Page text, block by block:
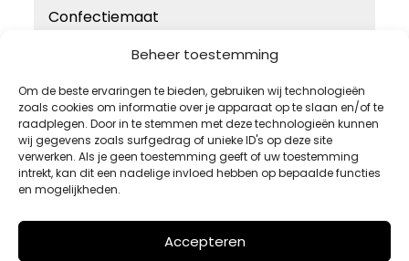
Beheer toestemming
Om de beste ervaringen te bieden, gebruiken wij technologieën
zoals cookies om informatie over je apparaat op te slaan en/of te
raadplegen. Door in te stemmen met deze technologieën kunnen
wij gegevens zoals surfgedrag of unieke ID's op deze site
verwerken. Als je geen toestemming geeft of uw toestemming
intrekt, kan dit een nadelige invloed hebben op bepaalde functies
en mogelijkheden.
Accepteren
Confectiemaat
50
52
54